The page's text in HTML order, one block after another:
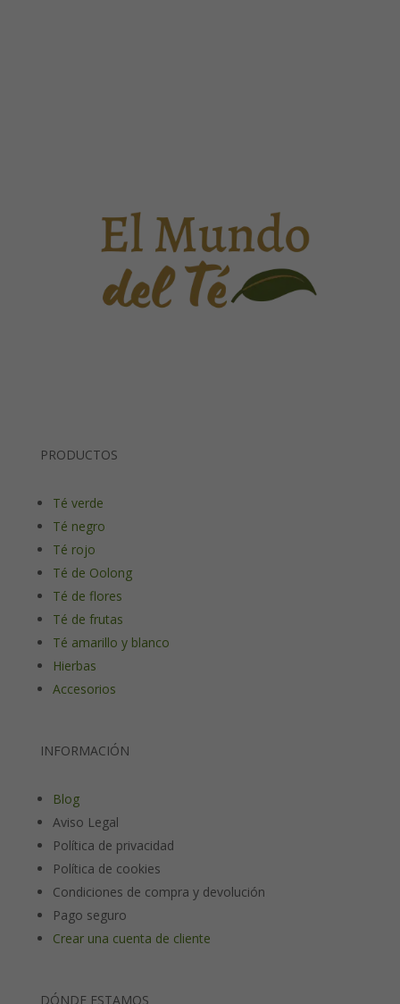
PRODUCTOS
Té verde
Té negro
Té rojo
Té de Oolong
Té de flores
Té de frutas
Té amarillo y blanco
Hierbas
Accesorios
INFORMACIÓN
Blog
Aviso Legal
Política de privacidad
Política de cookies
Condiciones de compra y devolución
Pago seguro
Crear una cuenta de cliente
DÓNDE ESTAMOS